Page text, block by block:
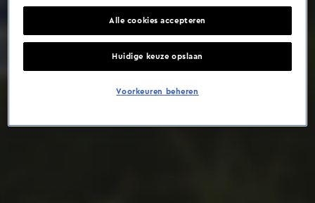
Alle cookies accepteren
Huidige keuze opslaan
Voorkeuren beheren